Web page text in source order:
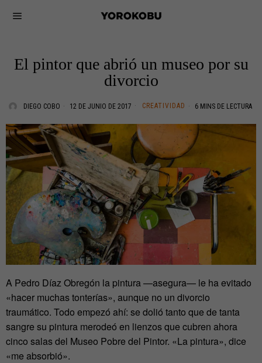
El pintor que abrió un museo por su
divorcio
DIEGO COBO 12 DE JUNIO DE 2017 CREATIVIDAD 6 MINS DE LECTURA
A Pedro Díaz Obregón la pintura —asegura— le ha evitado
«hacer muchas tonterías», aunque no un divorcio
traumático. Todo empezó ahí: se dolió tanto que de tanta
sangre su pintura merodeó en lienzos que cubren ahora
cinco salas del Museo Pobre del Pintor. «La pintura», dice
«me absorbió».